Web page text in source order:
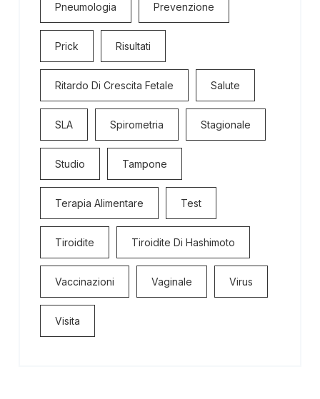
Pneumologia Prevenzione
Prick Risultati
Ritardo Di Crescita Fetale Salute
SLA Spirometria Stagionale
Studio Tampone
Terapia Alimentare Test
Tiroidite Tiroidite Di Hashimoto
Vaccinazioni Vaginale Virus
Visita